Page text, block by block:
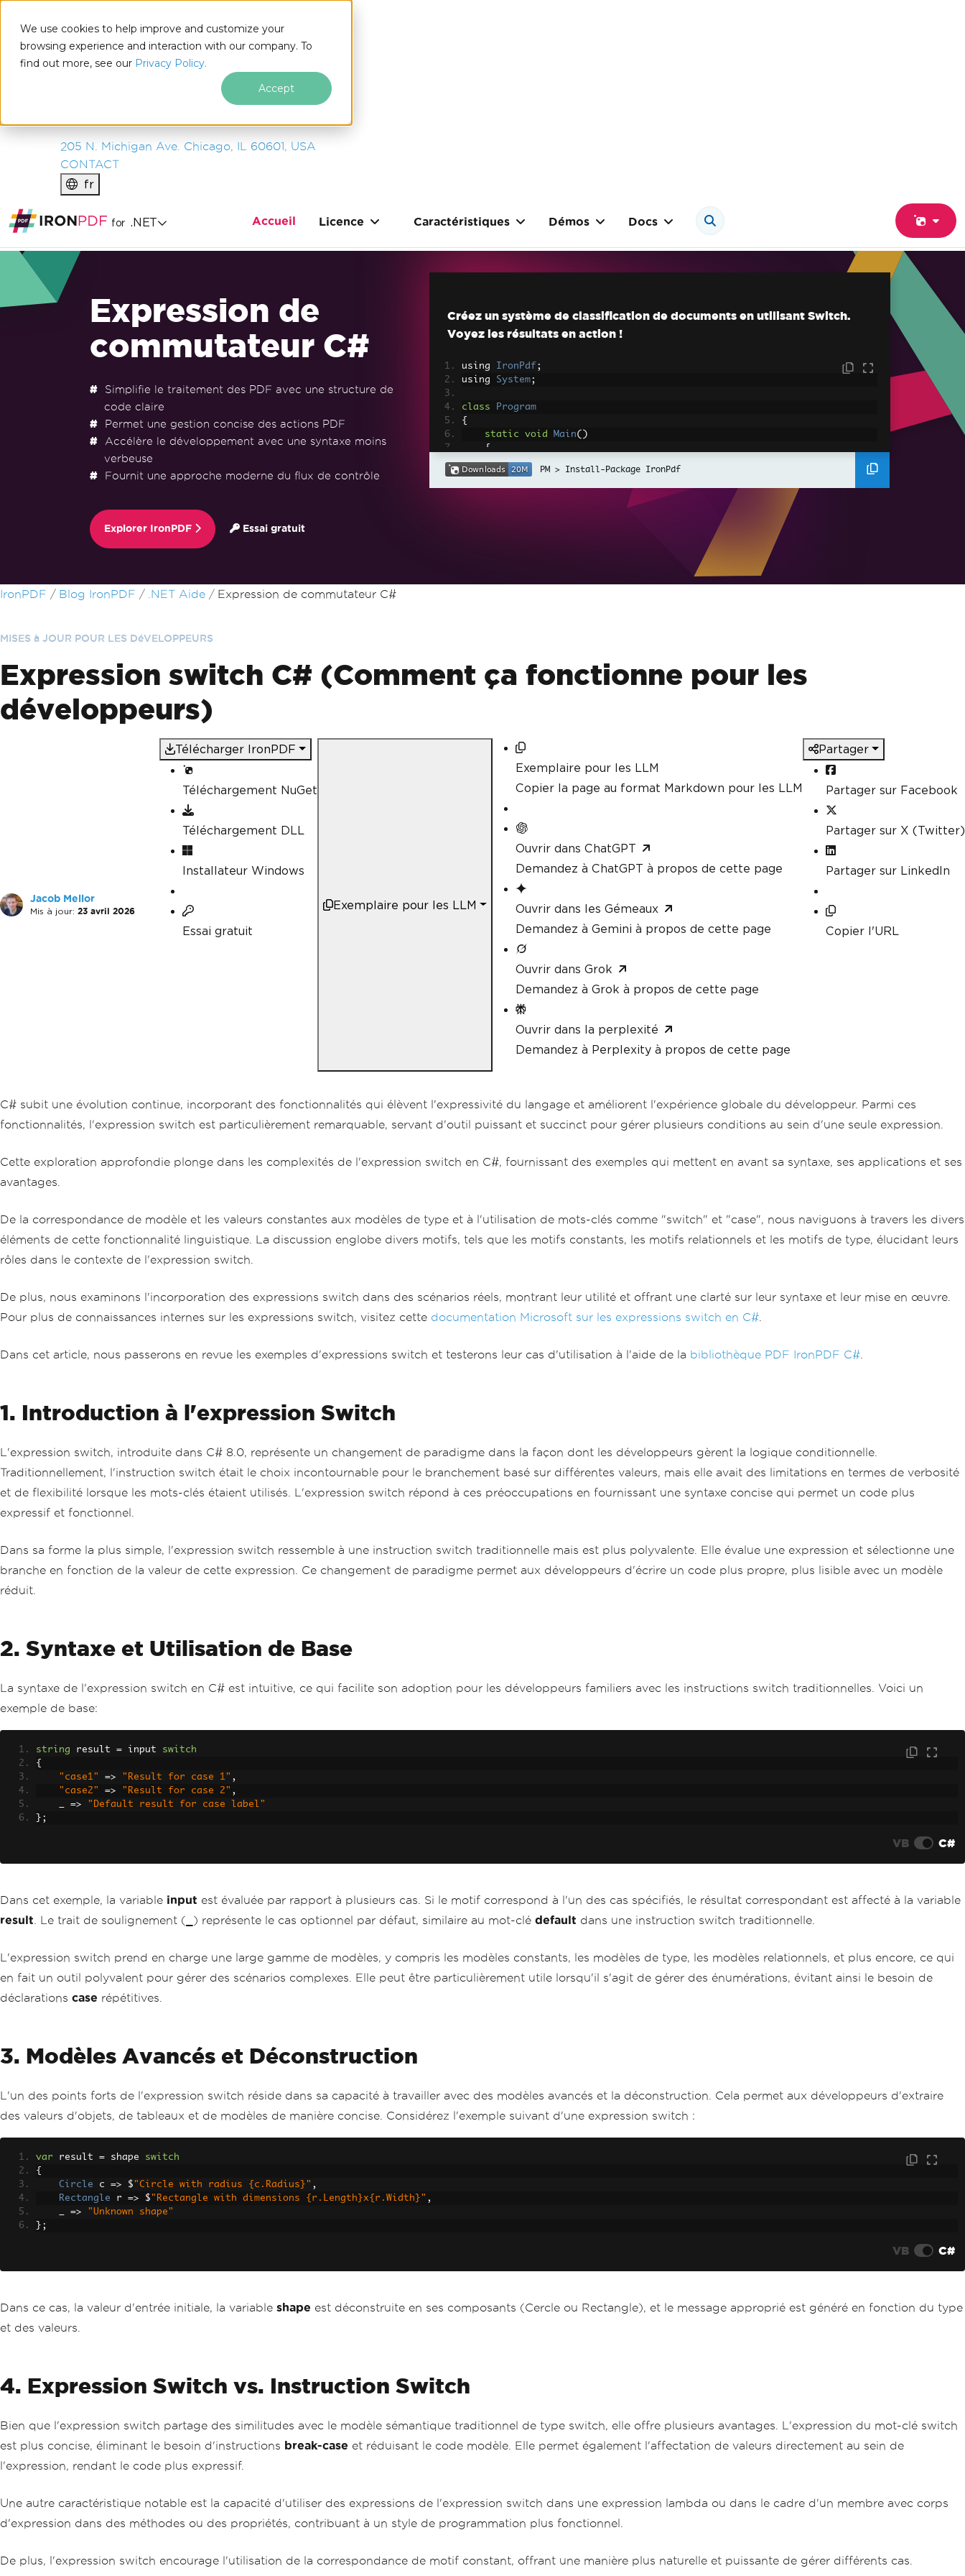
We use cookies to help improve and customize your
browsing experience and interaction with our company. To
find out more, see our Privacy Policy.
Accept
IRONSOFTWARE
PRODUITS
ENTREPRISE
205 N. Michigan Ave. Chicago, IL 60601, USA
CONTACT
fr
for .NET Accueil Licence Caractéristiques Démos Docs
Expression de
commutateur C#
Simplifie le traitement des PDF avec une structure de
code claire
Permet une gestion concise des actions PDF
Accélère le développement avec une syntaxe moins
verbeuse
Fournit une approche moderne du flux de contrôle
Explorer IronPDF Essai gratuit
Créez un système de classification de documents en utilisant Switch.
Voyez les résultats en action !
using IronPdf ;
using System;
class
Program
{
static
void Main()
{
// Simulating HTML content for the PDF document
string htmlContent = GetHtmlContent
// Creating IronPDF Document
ChromePdfRenderer
RenderHtmlAsPdf htmlContent
// Classifying the document based on the page count
            _
"Unknown Classification"
};
// Displaying the classification result
Console
WriteLine $ "PDF created successfully. Document Classific
ation: {classification}"
// In a real-world scenario, you would obtain the HTML content f
// For the sake of this example, we'll create a simple HTML stri
is a sample HTML content.</p></body></html>"
return htmlContent;
Install-Package IronPdf
Passer au contenu du pied de page
IronPDF Blog IronPDF .NET Aide Expression de commutateur C#
MISES à JOUR POUR LES DéVELOPPEURS
Expression switch C# (Comment ça fonctionne pour les
développeurs)
Jacob Mellor
Mis à jour: 23 avril 2026
Télécharger IronPDF
Téléchargement NuGet
Téléchargement DLL
Installateur Windows
Essai gratuit
Exemplaire pour les LLM
Exemplaire pour les LLM
Copier la page au format Markdown pour les LLM
Ouvrir dans ChatGPT
Demandez à ChatGPT à propos de cette page
Ouvrir dans les Gémeaux
Demandez à Gemini à propos de cette page
Ouvrir dans Grok
Demandez à Grok à propos de cette page
Ouvrir dans la perplexité
Demandez à Perplexity à propos de cette page
Partager
Partager sur Facebook
Partager sur X (Twitter)
Partager sur LinkedIn
Copier l'URL
C# subit une évolution continue, incorporant des fonctionnalités qui élèvent l'expressivité du langage et améliorent l'expérience globale du développeur. Parmi ces
fonctionnalités, l'expression switch est particulièrement remarquable, servant d'outil puissant et succinct pour gérer plusieurs conditions au sein d'une seule expression.
Cette exploration approfondie plonge dans les complexités de l'expression switch en C#, fournissant des exemples qui mettent en avant sa syntaxe, ses applications et ses
avantages.
De la correspondance de modèle et les valeurs constantes aux modèles de type et à l'utilisation de mots-clés comme "switch" et "case", nous naviguons à travers les divers
éléments de cette fonctionnalité linguistique. La discussion englobe divers motifs, tels que les motifs constants, les motifs relationnels et les motifs de type, élucidant leurs
rôles dans le contexte de l'expression switch.
De plus, nous examinons l'incorporation des expressions switch dans des scénarios réels, montrant leur utilité et offrant une clarté sur leur syntaxe et leur mise en œuvre.
Pour plus de connaissances internes sur les expressions switch, visitez cette documentation Microsoft sur les expressions switch en C#
Dans cet article, nous passerons en revue les exemples d'expressions switch et testerons leur cas d'utilisation à l'aide de la bibliothèque PDF IronPDF C#
1. Introduction à l'expression Switch
L'expression switch, introduite dans C# 8.0, représente un changement de paradigme dans la façon dont les développeurs gèrent la logique conditionnelle.
Traditionnellement, l'instruction switch était le choix incontournable pour le branchement basé sur différentes valeurs, mais elle avait des limitations en termes de verbosité
et de flexibilité lorsque les mots-clés étaient utilisés. L'expression switch répond à ces préoccupations en fournissant une syntaxe concise qui permet un code plus
expressif et fonctionnel.
Dans sa forme la plus simple, l'expression switch ressemble à une instruction switch traditionnelle mais est plus polyvalente. Elle évalue une expression et sélectionne une
branche en fonction de la valeur de cette expression. Ce changement de paradigme permet aux développeurs d'écrire un code plus propre, plus lisible avec un modèle
réduit.
2. Syntaxe et Utilisation de Base
La syntaxe de l'expression switch en C# est intuitive, ce qui facilite son adoption pour les développeurs familiers avec les instructions switch traditionnelles. Voici un
exemple de base:
string result = input switch
{
"case1"
=> "Result for case 1" ,
"case2"
=> "Result for case 2" ,
=>
"Default result for case label"
};
VB C#
Dans cet exemple, la variable input est évaluée par rapport à plusieurs cas. Si le motif correspond à l'un des cas spécifiés, le résultat correspondant est affecté à la variable
result . Le trait de soulignement ( ) représente le cas optionnel par défaut, similaire au mot-clé default dans une instruction switch traditionnelle.
L'expression switch prend en charge une large gamme de modèles, y compris les modèles constants, les modèles de type, les modèles relationnels, et plus encore, ce qui
en fait un outil polyvalent pour gérer des scénarios complexes. Elle peut être particulièrement utile lorsqu'il s'agit de gérer des énumérations, évitant ainsi le besoin de
déclarations case répétitives.
3. Modèles Avancés et Déconstruction
L'un des points forts de l'expression switch réside dans sa capacité à travailler avec des modèles avancés et la déconstruction. Cela permet aux développeurs d'extraire
des valeurs d'objets, de tableaux et de modèles de manière concise. Considérez l'exemple suivant d'une expression switch :
var result = shape switch
{
Circle c => $ "Circle with radius {c.Radius}" ,
Rectangle r => $ "Rectangle with dimensions {r.Length}x{r.Width}" ,
=>
"Unknown shape"
};
VB C#
Dans ce cas, la valeur d'entrée initiale, la variable shape est déconstruite en ses composants (Cercle ou Rectangle), et le message approprié est généré en fonction du type
et des valeurs.
4. Expression Switch vs. Instruction Switch
Bien que l'expression switch partage des similitudes avec le modèle sémantique traditionnel de type switch, elle offre plusieurs avantages. L'expression du mot-clé switch
est plus concise, éliminant le besoin d'instructions break-case et réduisant le code modèle. Elle permet également l'affectation de valeurs directement au sein de
l'expression, rendant le code plus expressif.
Une autre caractéristique notable est la capacité d'utiliser des expressions de l'expression switch dans une expression lambda ou dans le cadre d'un membre avec corps
d'expression dans des méthodes ou des propriétés, contribuant à un style de programmation plus fonctionnel.
De plus, l'expression switch encourage l'utilisation de la correspondance de motif constant, offrant une manière plus naturelle et puissante de gérer différents cas.